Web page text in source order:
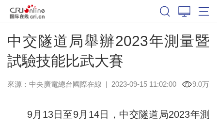
中交隧道局舉辦2023年測量暨
試驗技能比武大賽
來源：中央廣電總台國際在線 | 2023-09-15 11:02:00 9.0万
9月13日至9月14日，中交隧道局2023年測